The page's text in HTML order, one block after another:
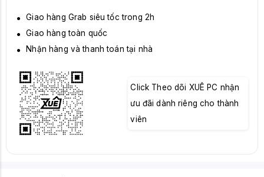
Giao hàng Grab siêu tốc trong 2h
Giao hàng toàn quốc
Nhận hàng và thanh toán tại nhà
Click Theo dõi XUÊ PC nhận
ưu đãi dành riêng cho thành
viên